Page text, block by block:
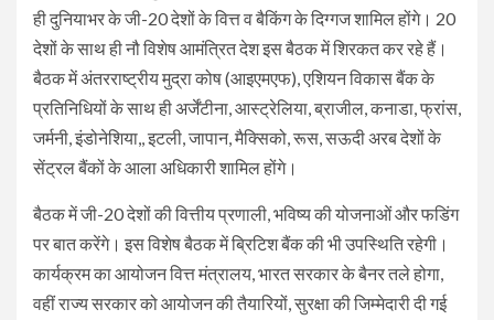
ही दुनियाभर के जी-20 देशों के वित्त व बैकिंग के दिग्गज शामिल होंगे। 20
देशों के साथ ही नौ विशेष आमंत्रित देश इस बैठक में शिरकत कर रहे हैं।
बैठक में अंतरराष्ट्रीय मुद्रा कोष (आइएमएफ), एशियन विकास बैंक के
प्रतिनिधियों के साथ ही अर्जेंटीना, आस्ट्रेलिया, ब्राजील, कनाडा, फ्रांस,
जर्मनी, इंडोनेशिया,, इटली, जापान, मैक्सिको, रूस, सऊदी अरब देशों के
सेंट्रल बैंकों के आला अधिकारी शामिल होंगे।
बैठक में जी-20 देशों की वित्तीय प्रणाली, भविष्य की योजनाओं और फडिंग
पर बात करेंगे। इस विशेष बैठक में ब्रिटिश बैंक की भी उपस्थिति रहेगी।
कार्यक्रम का आयोजन वित्त मंत्रालय, भारत सरकार के बैनर तले होगा,
वहीं राज्य सरकार को आयोजन की तैयारियों, सुरक्षा की जिम्मेदारी दी गई